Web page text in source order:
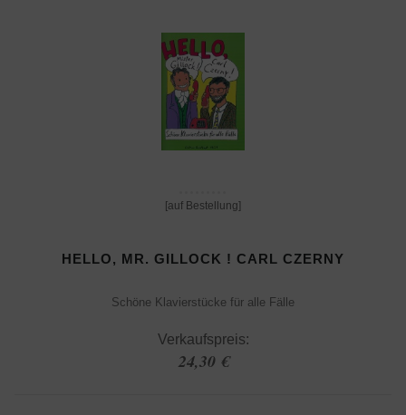
[auf Bestellung]
HELLO, MR. GILLOCK ! CARL CZERNY
Schöne Klavierstücke für alle Fälle
Verkaufspreis:
24,30 €